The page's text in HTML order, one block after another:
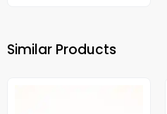
Similar Products